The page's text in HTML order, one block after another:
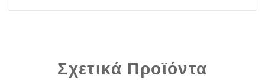
Σχετικά Προϊόντα